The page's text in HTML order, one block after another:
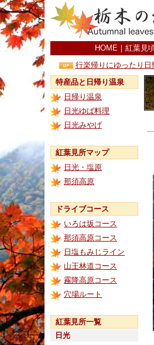
HOME ｜ 紅葉見
行楽帰りにゆったり日
特産品と日帰り温泉
日帰り温泉
日光ゆば料理
日光みやげ
紅葉見所マップ
日光・塩原
那須高原
ドライブコース
いろは坂コース
那須高原コース
日塩もみじライン
山王林道コース
霧降高原コース
穴場ルート
紅葉見所一覧
日光